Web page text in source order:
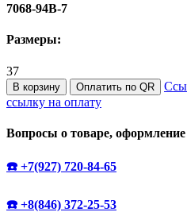
7068-94B-7
Размеры:
37
В корзину Оплатить по QR
ссылку на оплату
Вопросы о товаре, оформление
☎️ +7(927) 720-84-65
☎️ +8(846) 372-25-53